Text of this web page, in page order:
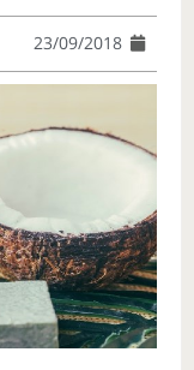
23/09/2018